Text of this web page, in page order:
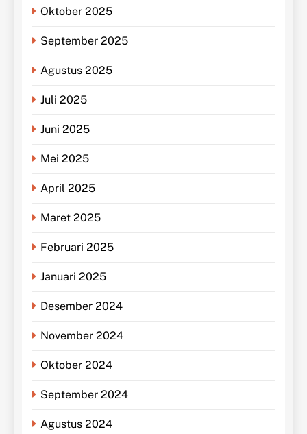
Oktober 2025
September 2025
Agustus 2025
Juli 2025
Juni 2025
Mei 2025
April 2025
Maret 2025
Februari 2025
Januari 2025
Desember 2024
November 2024
Oktober 2024
September 2024
Agustus 2024